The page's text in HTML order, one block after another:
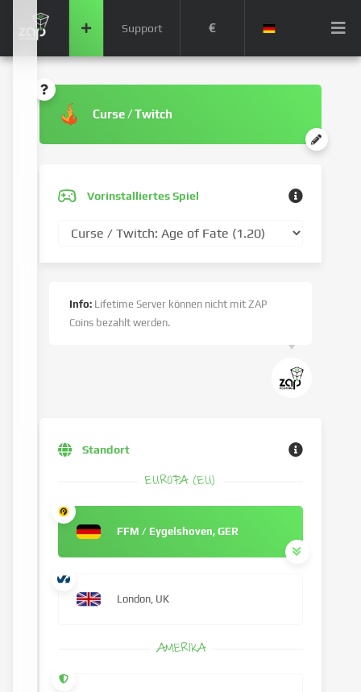
Support €
Curse / Twitch
Vorinstalliertes Spiel
Info: Lifetime Server können nicht mit ZAP
Coins bezahlt werden.
Standort
EUROPA (EU)
FFM / Eygelshoven, GER
London, UK
AMERIKA